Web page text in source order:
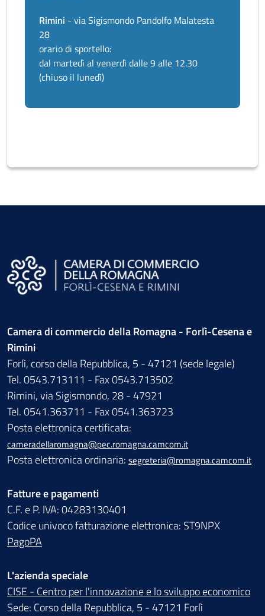
Rimini - via Sigismondo Pandolfo Malatesta
28
orario di sportello:
dal martedì al venerdì dalle 9 alle 12.30
(chiuso il lunedì)
Camera di commercio della Romagna - Forlì-Cesena e
Rimini
Forlì, corso della Repubblica, 5 - 47121 (sede legale)
Tel. 0543.713111 - Fax 0543.713502
Rimini, via Sigismondo, 28 - 47921
Tel. 0541.363711 - Fax 0541.363723
Posta elettronica certificata:
cameradellaromagna@pec.romagna.camcom.it
Posta elettronica ordinaria: segreteria@romagna.camcom.it
Fatture e pagamenti
C.F. e P. IVA: 04283130401
Codice univoco fatturazione elettronica: ST9NPX
PagoPA
L'azienda speciale
CISE - Centro per l'innovazione e lo sviluppo economico
Sede: Corso della Repubblica, 5 - 47121 Forlì